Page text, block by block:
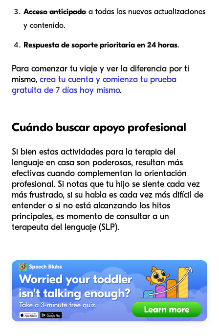
Acceso anticipado a todas las nuevas actualizaciones
y contenido.
Respuesta de soporte prioritaria en 24 horas.
Para comenzar tu viaje y ver la diferencia por ti
mismo, crea tu cuenta y comienza tu prueba
gratuita de 7 días hoy mismo.
Cuándo buscar apoyo profesional
Si bien estas actividades para la terapia del
lenguaje en casa son poderosas, resultan más
efectivas cuando complementan la orientación
profesional. Si notas que tu hijo se siente cada vez
más frustrado, si su habla es cada vez más difícil de
entender o si no está alcanzando los hitos
principales, es momento de consultar a un
terapeuta del lenguaje (SLP).